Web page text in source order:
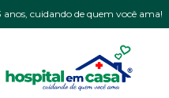
anos, cuidando de quem você ama!